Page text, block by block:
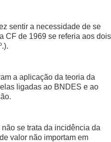
sentir a necessidade de se
CF de 1969 se referia aos dois
a aplicação da teoria da
ligadas ao BNDES e ao
se trata da incidência da
valor não importam em